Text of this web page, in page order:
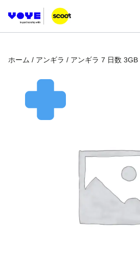
ホーム / アンギラ / アンギラ 7 日数 3GB